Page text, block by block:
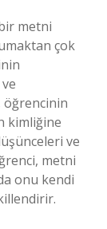
metni
çok
öğrencinin
kimliğine
ve
metni
onu kendi